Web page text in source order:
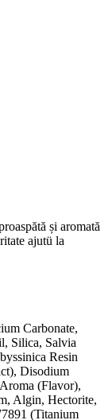
și aromată
ajutü la
Carbonate,
Silica, Salvia
Resin
Disodium
(Flavor),
Algin, Hectorite,
(Titanium